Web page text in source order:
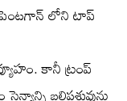
పెంటగాన్ లోని టాప్
కానీ ట్రంప్
బలిపశువును